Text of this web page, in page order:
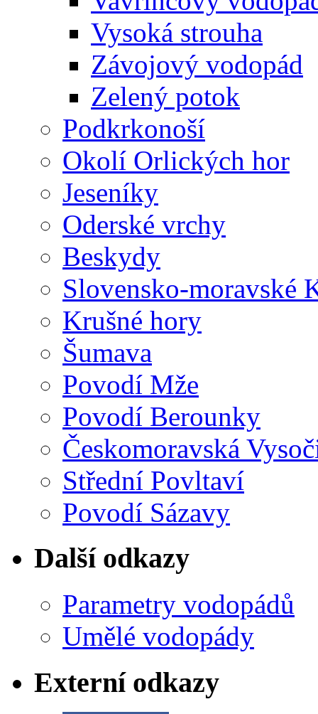
Vysoká strouha
Závojový vodopád
Zelený potok
Podkrkonoší
Okolí Orlických hor
Jeseníky
Oderské vrchy
Beskydy
Slovensko-moravské
Krušné hory
Šumava
Povodí Mže
Povodí Berounky
Českomoravská
Střední Povltaví
Povodí Sázavy
Další odkazy
Parametry vodopádů
Umělé vodopády
Externí odkazy